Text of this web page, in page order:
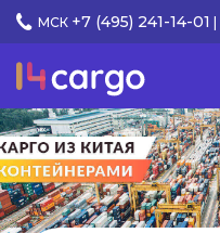
МСК +7 (495) 241-14-01